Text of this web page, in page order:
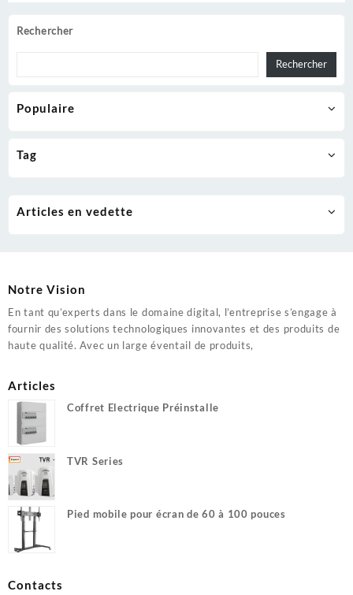
Rechercher
Rechercher
Populaire
Tag
Articles en vedette
Notre Vision
En tant qu’experts dans le domaine digital, l’entreprise s’engage à
fournir des solutions technologiques innovantes et des produits de
haute qualité. Avec un large éventail de produits,
Articles
Coffret Electrique Préinstalle
TVR Series
Pied mobile pour écran de 60 à 100 pouces
Contacts